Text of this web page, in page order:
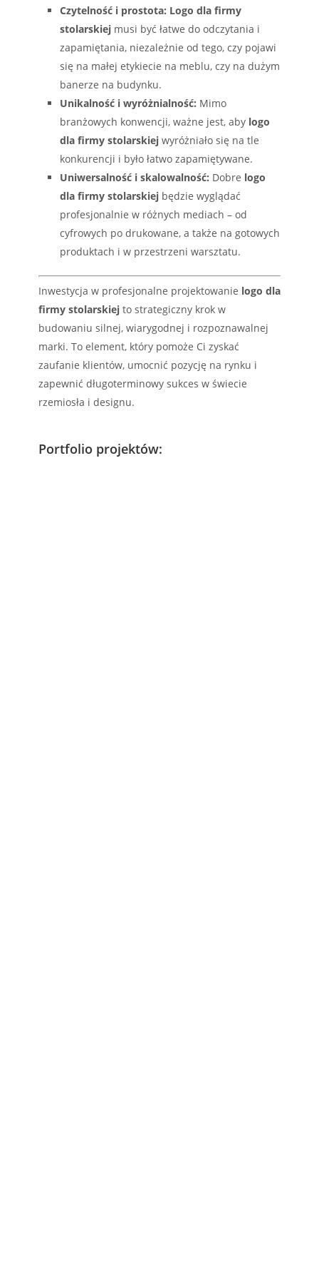
Czytelność i prostota: Logo dla firmy
stolarskiej musi być łatwe do odczytania i
zapamiętania, niezależnie od tego, czy pojawi
się na małej etykiecie na meblu, czy na dużym
banerze na budynku.
Unikalność i wyróżnialność: Mimo
branżowych konwencji, ważne jest, aby logo
dla firmy stolarskiej wyróżniało się na tle
konkurencji i było łatwo zapamiętywane.
Uniwersalność i skalowalność: Dobre logo
dla firmy stolarskiej będzie wyglądać
profesjonalnie w różnych mediach – od
cyfrowych po drukowane, a także na gotowych
produktach i w przestrzeni warsztatu.
Inwestycja w profesjonalne projektowanie logo dla
firmy stolarskiej to strategiczny krok w
budowaniu silnej, wiarygodnej i rozpoznawalnej
marki. To element, który pomoże Ci zyskać
zaufanie klientów, umocnić pozycję na rynku i
zapewnić długoterminowy sukces w świecie
rzemiosła i designu.
Portfolio projektów: